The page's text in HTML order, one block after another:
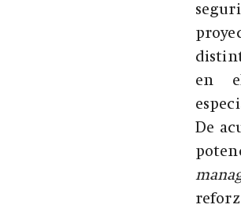
en
De